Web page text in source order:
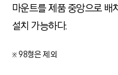
마운트를 제품 중앙으로 배
설치 가능하다.
※ 98형은 제외